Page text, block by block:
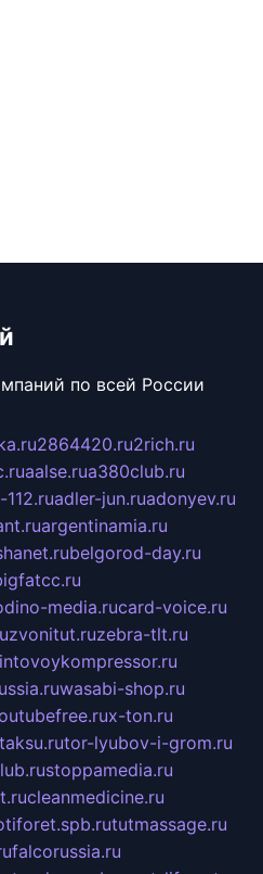
по всей России
2864420.ru2rich.ru
aalse.rua380club.ru
adler-jun.ruadonyev.ru
argentinamia.ru
belgorod-day.ru
media.rucard-voice.ru
zvonitut.ruzebra-tlt.ru
wasabi-shop.ru
x-ton.ru
taksu.rutor-lyubov-i-grom.ru
stoppamedia.ru
cleanmedicine.ru
tutmassage.ru
falcorussia.ru